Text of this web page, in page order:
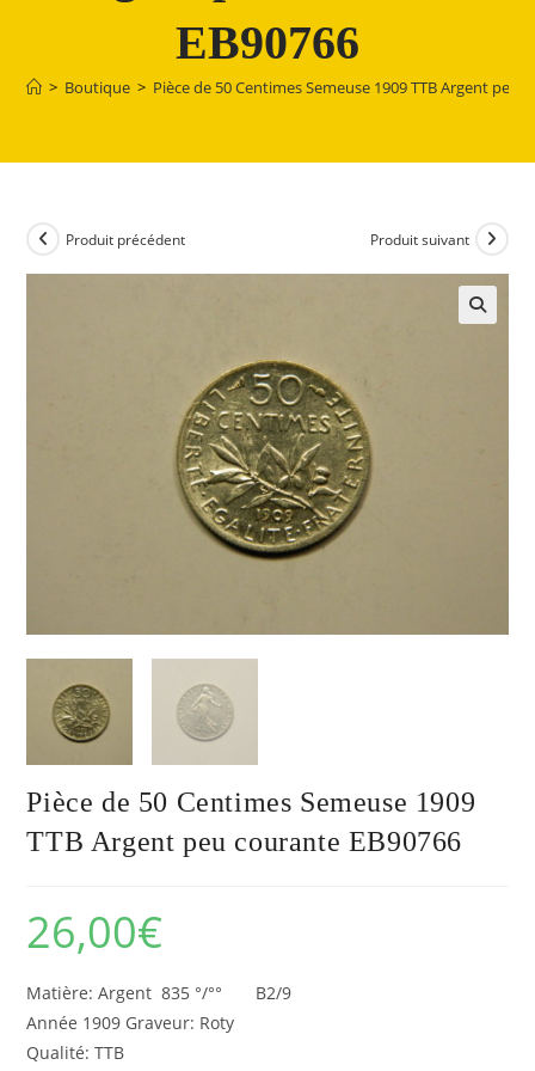
EB90766
> Boutique > Pièce de 50 Centimes Semeuse 1909 TTB Argent peu
Produit précédent Produit suivant
Pièce de 50 Centimes Semeuse 1909
TTB Argent peu courante EB90766
26,00€
Matière: Argent 835 °/°° B2/9
Année 1909 Graveur: Roty
Qualité: TTB